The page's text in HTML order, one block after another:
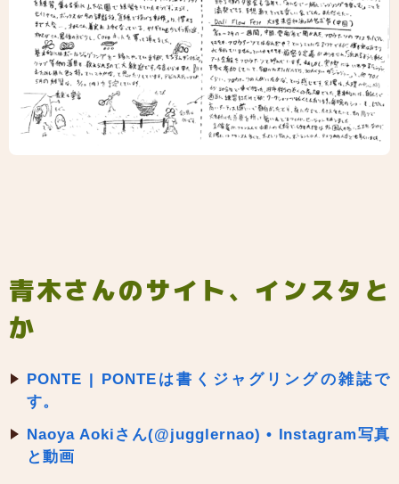
青木さんのサイト、インスタと
か
PONTE | PONTEは書くジャグリングの雑誌で
す。
Naoya Aokiさん(@jugglernao) • Instagram写真
と動画